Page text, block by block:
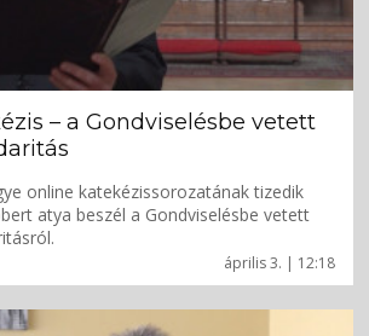
április 3. | 12:18
– a Gondviselésbe vetett
online katekézissorozatának tizedik
atya beszél a Gondviselésbe vetett